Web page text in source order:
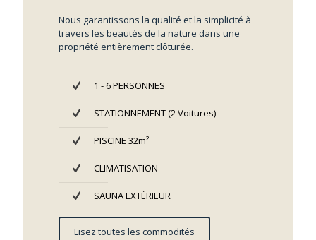
Nous garantissons la qualité et la simplicité à
travers les beautés de la nature dans une
propriété entièrement clôturée.
1 - 6 PERSONNES
STATIONNEMENT (2 Voitures)
PISCINE 32m²
CLIMATISATION
SAUNA EXTÉRIEUR
Lisez toutes les commodités